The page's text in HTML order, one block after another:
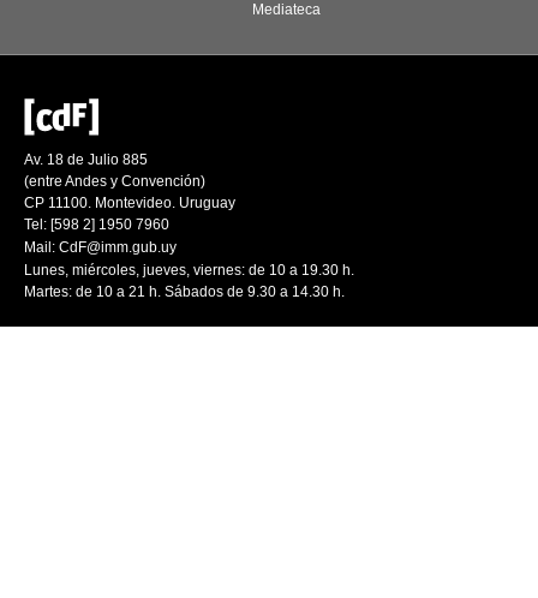
Mediateca
Av. 18 de Julio 885
(entre Andes y Convención)
CP 11100. Montevideo. Uruguay
Tel: [598 2] 1950 7960
Mail: CdF@imm.gub.uy
Lunes, miércoles, jueves, viernes: de 10 a 19.30 h.
Martes: de 10 a 21 h. Sábados de 9.30 a 14.30 h.